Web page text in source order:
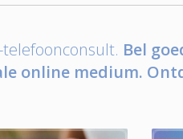
telefoonconsult. Bel
online medium.